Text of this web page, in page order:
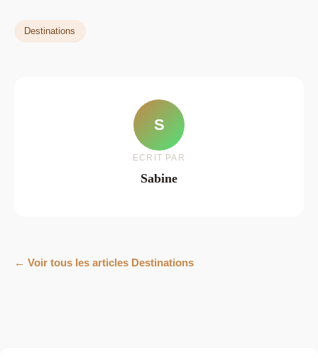
Destinations
S
ECRIT PAR
Sabine
← Voir tous les articles Destinations